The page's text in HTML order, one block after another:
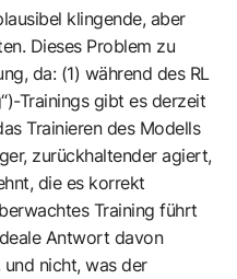
klingende, aber
Dieses Problem zu
da: (1) während des RL
Trainings gibt es derzeit
Trainieren des Modells
zurückhaltender agiert,
die es korrekt
Training führt
Antwort davon
nicht, was der